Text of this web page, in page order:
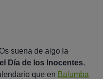
suena de algo la
Día de los Inocentes,
que en Balumba